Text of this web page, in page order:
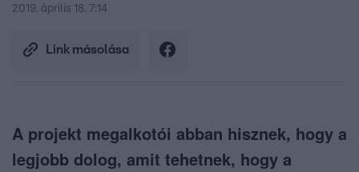
2019. április 18. 7:14
Link másolása
A projekt megalkotói abban hisznek, hogy a
legjobb dolog, amit tehetnek, hogy a